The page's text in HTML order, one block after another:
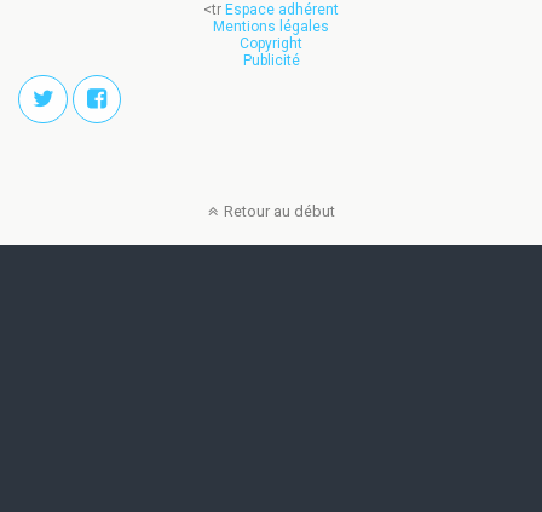
<tr Espace adhérent
Mentions légales
Copyright
Publicité
Retour au début